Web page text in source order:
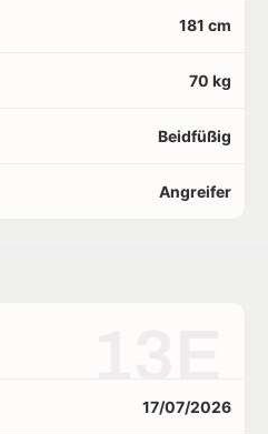
181 cm
70 kg
Beidfüßig
Angreifer
17/07/2026